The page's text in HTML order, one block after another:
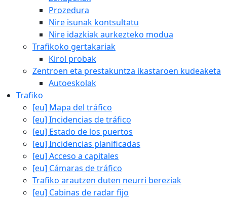
Prozedura
Nire isunak kontsultatu
Nire idazkiak aurkezteko modua
Trafikoko gertakariak
Kirol probak
Zentroen eta prestakuntza ikastaroen kudeaketa
Autoeskolak
Trafiko
[eu] Mapa del tráfico
[eu] Incidencias de tráfico
[eu] Estado de los puertos
[eu] Incidencias planificadas
[eu] Acceso a capitales
[eu] Cámaras de tráfico
Trafiko arautzen duten neurri bereziak
[eu] Cabinas de radar fijo